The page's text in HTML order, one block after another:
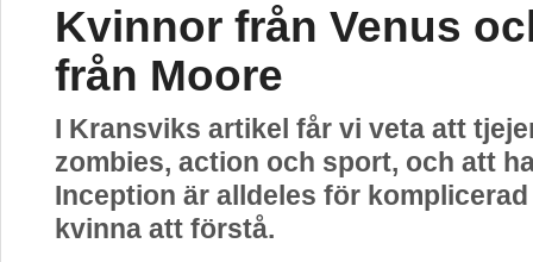
Kvinnor från Venus
från Moore
I Kransviks artikel får vi veta att
zombies, action och sport, och att
Inception är alldeles för
kvinna att förstå.